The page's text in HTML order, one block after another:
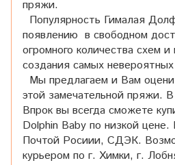
пряжи.
Популярность Гималая
появлению в свободном
огромного количества схем
создания самых
Мы предлагаем и Вам
этой замечательной пряжи.
Впрок вы всегда сможете
Dolphin Baby по низкой
Почтой Росиии, СДЭК.
курьером по г. Химки, г.